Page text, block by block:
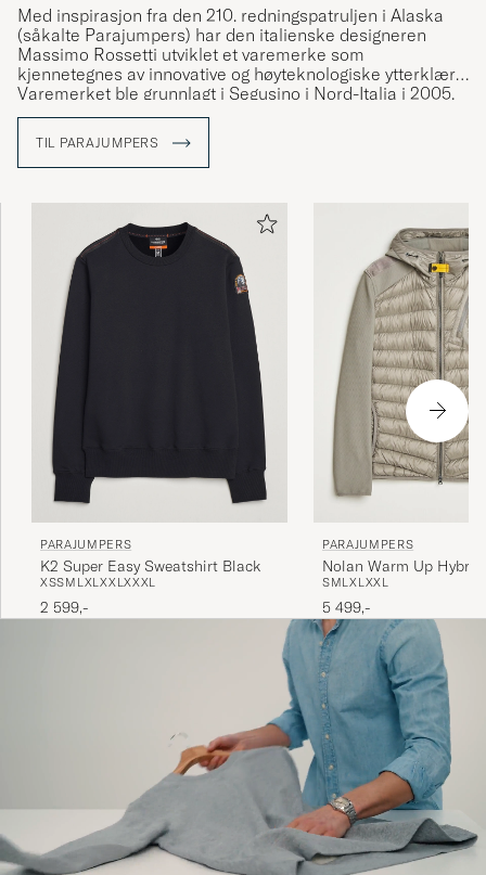
Med inspirasjon fra den 210. redningspatruljen i Alaska
(såkalte Parajumpers) har den italienske designeren
Massimo Rossetti utviklet et varemerke som
kjennetegnes av innovative og høyteknologiske ytterklær.
Varemerket ble grunnlagt i Segusino i Nord-Italia i 2005,
og har siden den gang blitt synonymt med jakker av høy
det tøffe miljøet som den 210. redningspatruljen ferdes i,
for eksempel den gule kneppingen ved kragen og
TIL PARAJUMPERS
PARAJUMPERS
K2 Super Easy Sweatshirt Black
XSSM LXLXXLXXXL
2 599,-
PARAJUMPERS
Nolan Warm Up
Jacket Nowhere
SMLXLXXL
5 499,-